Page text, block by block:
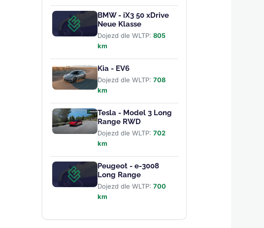
BMW - iX3 50 xDrive
Neue Klasse
Dojezd dle WLTP: 805
km
Kia - EV6
Dojezd dle WLTP: 708
km
Tesla - Model 3 Long
Range RWD
Dojezd dle WLTP: 702
km
Peugeot - e-3008
Long Range
Dojezd dle WLTP: 700
km